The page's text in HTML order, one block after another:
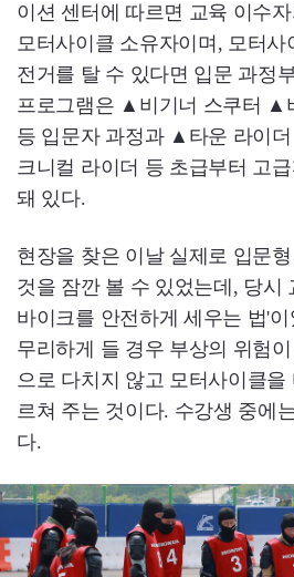
이션 센터에 따르면 교육 이수
모터사이클 소유자이며, 모터
전거를 탈 수 있다면 입문 과정
프로그램은 ▲비기너 스쿠터 ▲
등 입문자 과정과 ▲타운 라이
크니컬 라이더 등 초급부터 고
돼 있다.
현장을 찾은 이날 실제로 입문
것을 잠깐 볼 수 있었는데, 당시
바이크를 안전하게 세우는 법'
무리하게 들 경우 부상의 위험
으로 다치지 않고 모터사이클
르쳐 주는 것이다. 수강생 중에
다.